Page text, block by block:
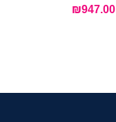
₪947.00